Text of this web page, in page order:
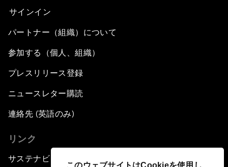
このウェブサイトはCookieを使用し
サインイン
パートナー（組織）について
参加する（個人、組織）
プレスリリース登録
ニュースレター購読
連絡先 (英語のみ)
リンク
サステナビリティへの取り組み